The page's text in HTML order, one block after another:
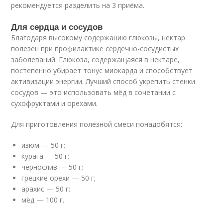
рекомендуется разделить на 3 приёма.
Для сердца и сосудов
Благодаря высокому содержанию глюкозы, нектар
полезен при профилактике сердечно-сосудистых
заболеваний. Глюкоза, содержащаяся в нектаре,
постепенно убирает тонус миокарда и способствует
активизации энергии. Лучший способ укрепить стенки
сосудов — это использовать мёд в сочетании с
сухофруктами и орехами.
Для приготовления полезной смеси понадобятся:
изюм — 50 г;
курага — 50 г;
чернослив — 50 г;
грецкие орехи — 50 г;
арахис — 50 г;
мёд — 100 г.